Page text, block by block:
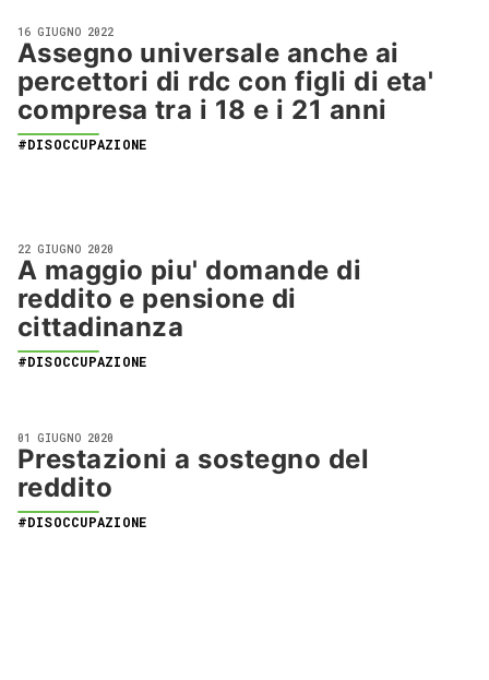
16 GIUGNO 2022
Assegno universale anche ai
percettori di rdc con figli di eta'
compresa tra i 18 e i 21 anni
#DISOCCUPAZIONE
22 GIUGNO 2020
A maggio piu' domande di
reddito e pensione di
cittadinanza
#DISOCCUPAZIONE
01 GIUGNO 2020
Prestazioni a sostegno del
reddito
#DISOCCUPAZIONE